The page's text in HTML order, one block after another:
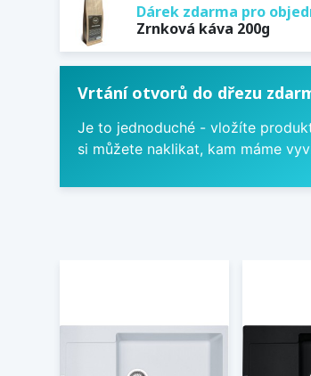
Dárek zdarma pro
Zrnková káva 200g
Vrtání otvorů do dřezu
Je to jednoduché - vložíte
si můžete naklikat, kam máme